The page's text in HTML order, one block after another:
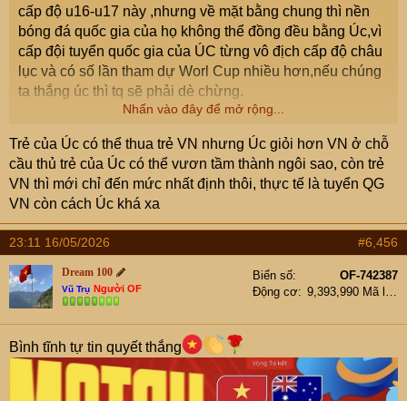
cấp độ u16-u17 này ,nhưng về mặt bằng chung thì nền
bóng đá quốc gia của họ không thể đồng đều bằng Úc,vì
cấp đội tuyển quốc gia của ÚC từng vô địch cấp độ châu
lục và có số lần tham dự Worl Cup nhiều hơn,nếu chúng
ta thắng úc thì tq sẽ phải dè chừng.
0 cho Trung Quốc đi về ở vòng tứ kết.
Nhấn vào đây để mở rộng...
Trẻ của Úc có thể thua trẻ VN nhưng Úc giỏi hơn VN ở chỗ
cầu thủ trẻ của Úc có thể vươn tầm thành ngôi sao, còn trẻ
VN thì mới chỉ đến mức nhất định thôi, thực tế là tuyển QG
VN còn cách Úc khá xa
23:11 16/05/2026 #6,456
Dream 100
Vũ Trụ Người OF
Biển số
OF-742387
Động cơ
Bình tĩnh tự tin quyết thắng